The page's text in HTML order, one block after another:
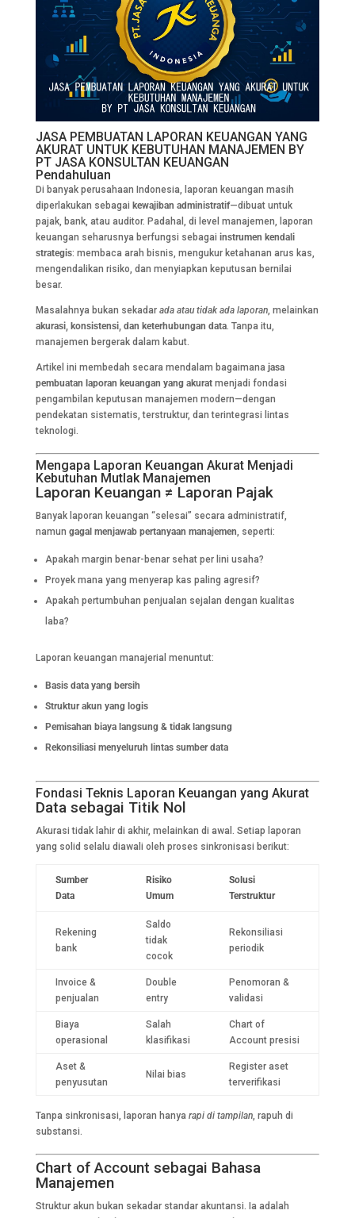
JASA PEMBUATAN LAPORAN KEUANGAN YANG
AKURAT UNTUK KEBUTUHAN MANAJEMEN BY
PT JASA KONSULTAN KEUANGAN
Pendahuluan
Di banyak perusahaan Indonesia, laporan keuangan masih
diperlakukan sebagai kewajiban administratif—dibuat untuk
pajak, bank, atau auditor. Padahal, di level manajemen, laporan
keuangan seharusnya berfungsi sebagai instrumen kendali
strategis: membaca arah bisnis, mengukur ketahanan arus kas,
mengendalikan risiko, dan menyiapkan keputusan bernilai
besar.
Masalahnya bukan sekadar ada atau tidak ada laporan, melainkan
akurasi, konsistensi, dan keterhubungan data. Tanpa itu,
manajemen bergerak dalam kabut.
Artikel ini membedah secara mendalam bagaimana jasa
pembuatan laporan keuangan yang akuratmenjadi fondasi
pengambilan keputusan manajemen modern—dengan
pendekatan sistematis, terstruktur, dan terintegrasi lintas
teknologi.
Mengapa Laporan Keuangan Akurat Menjadi
Kebutuhan Mutlak Manajemen
Laporan Keuangan ≠ Laporan Pajak
Banyak laporan keuangan “selesai” secara administratif,
namun gagal menjawab pertanyaan manajemen , seperti:
Apakah margin benar-benar sehat per lini usaha?
Proyek mana yang menyerap kas paling agresif?
Apakah pertumbuhan penjualan sejalan dengan kualitas
laba?
Laporan keuangan manajerial menuntut:
Basis data yang bersih
Struktur akun yang logis
Pemisahan biaya langsung & tidak langsung
Rekonsiliasi menyeluruh lintas sumber data
Fondasi Teknis Laporan Keuangan yang Akurat
Data sebagai Titik Nol
Akurasi tidak lahir di akhir, melainkan di awal. Setiap laporan
yang solid selalu diawali oleh proses sinkronisasi berikut:
Sumber
Data
Risiko
Umum
Solusi
Terstruktur
Rekening
bank
Saldo
tidak
cocok
Rekonsiliasi
periodik
Invoice &
penjualan
Double
entry
Penomoran &
validasi
Biaya
operasional
Salah
klasifikasi
Chart of
Account presisi
Aset &
penyusutan
Nilai bias
Register aset
terverifikasi
Tanpa sinkronisasi, laporan hanya rapi di tampilan, rapuh di
substansi.
Chart of Account sebagai Bahasa
Manajemen
Struktur akun bukan sekadar standar akuntansi. Ia adalah